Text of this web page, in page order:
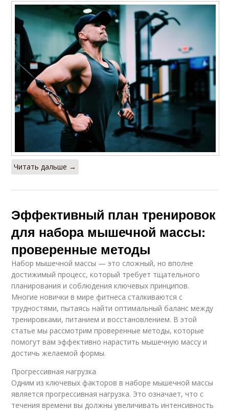
Читать дальше →
Эффективный план тренировок
для набора мышечной массы:
проверенные методы
Набор мышечной массы — это сложный, но вполне
достижимый процесс, который требует тщательного
планирования и соблюдения ключевых принципов.
Многие новички в мире фитнеса сталкиваются с
трудностями, пытаясь найти оптимальный баланс между
тренировками, питанием и восстановлением. В этой
статье мы рассмотрим проверенные методы, которые
помогут вам эффективно нарастить мышечную массу и
достичь желаемой формы.
Прогрессивная нагрузка
Одним из ключевых факторов в наборе мышечной массы
является прогрессивная нагрузка. Это означает, что с
течения времени вы должны увеличивать интенсивность